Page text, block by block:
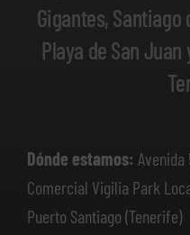
Gigantes, Santiago
Playa de San
Dónde estamos: Avenida
Comercial Vigilia Park
Puerto Santiago (Tenerife)